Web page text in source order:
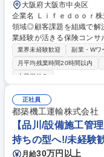
大阪府大阪市中央区
企業名 Ｌｉｆｅｄｏｏｒ株式会社 求人名 【大阪/コンサ
領域◎顧客課題を組織で解決/会社の集
業経験が活きる保険コン
お客様に寄り添う自由な
正当に給与に直結するため、納
顧客開拓に加え、チームで
与に直結するため、評価
強会で、保険の基本から実
す。 ・毎朝の朝礼と勉強
して確実な成長を実感できるよ
阪/コンサルティング】保
あり
業界未経験歓迎 副業・Wワ
月平均残業時間20時間以内
土日祝休み
正社員
都築機工運輸株式会社
【品川/設備施工管
持ちの型へ!/未経験
月給30万円以上